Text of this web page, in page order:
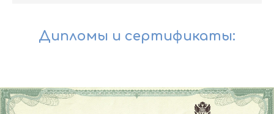
Дипломы и сертификаты: